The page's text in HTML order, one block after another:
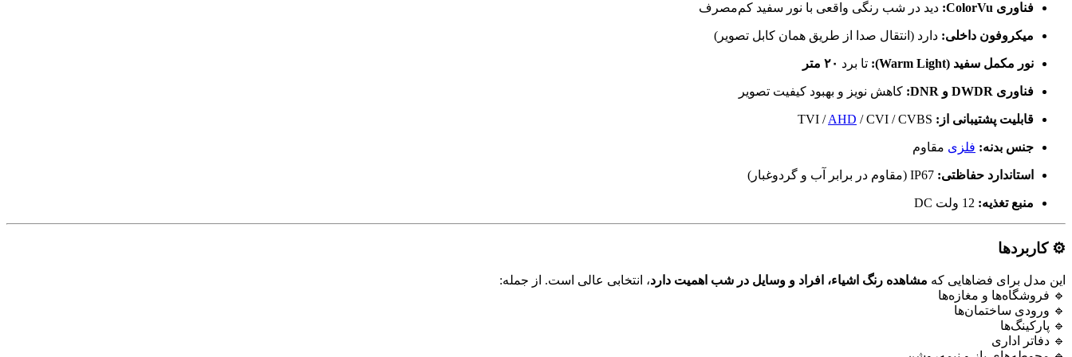
فناوری ColorVu: دید در شب رنگی واقعی با نور سفید کم‌مصرف
میکروفون داخلی: دارد (انتقال صدا از طریق همان کابل تصویر)
نور مکمل سفید (Warm Light): تا برد ۲۰ متر
فناوری DWDR و DNR: کاهش نویز و بهبود کیفیت تصویر
قابلیت پشتیبانی از: AHD / CVI / CVBS
جنس بدنه: فلزی مقاوم
استاندارد حفاظتی:
منبع تغذیه:
⚙️ کاربردها
این مدل برای فضاهایی که مشاهده رنگ اشیاء، افراد و وسایل در شب اهمیت دارد، انتخابی عالی است. از جمله:
🔹 فروشگاه‌ها و مغازه‌ها
🔹 ورودی ساختمان‌ها
🔹 پارکینگ‌ها
🔹 دفاتر اداری